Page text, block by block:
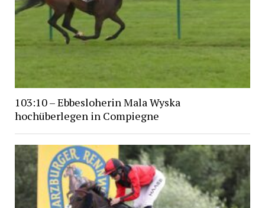
103:10 – Ebbesloherin Mala Wyska
hochüberlegen in Compiegne